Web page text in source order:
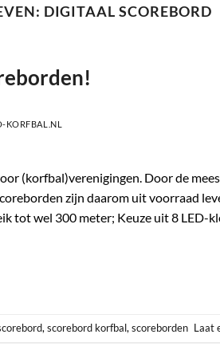
DIGITAAL SCOREBORD
KORFBAL.NL
(korfbal)verenigingen. Door de
zijn daarom uit voorraad
tot wel 300 meter; Keuze uit 8 LED-
, scorebord korfbal, scoreborden Laat